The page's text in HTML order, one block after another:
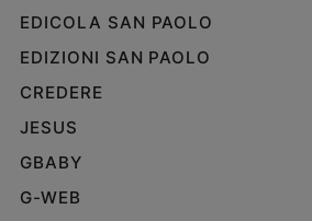
EDICOLA SAN PAOLO
EDIZIONI SAN PAOLO
CREDERE
JESUS
GBABY
G-WEB